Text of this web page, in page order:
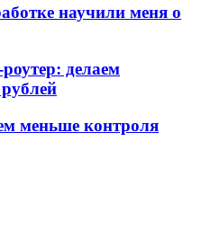
научили меня о
делаем
меньше контроля